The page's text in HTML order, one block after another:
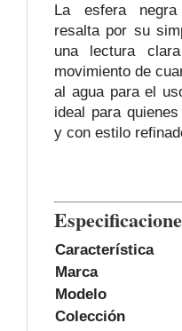
La esfera
resalta por su
una lectura
movimiento de
al agua para el
ideal para
y con estilo
Característica
Marca
Modelo
Colección